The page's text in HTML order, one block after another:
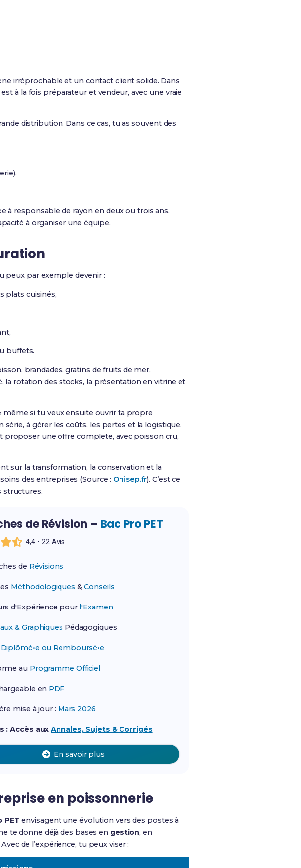
irréprochable et un contact client solide. Dans
à la fois préparateur et vendeur, avec une vraie
distribution. Dans ce cas, tu as souvent des
à responsable de rayon en deux ou trois ans,
à organiser une équipe.
peux par exemple devenir :
plats cuisinés,
buffets.
brandades, gratins de fruits de mer,
la rotation des stocks, la présentation en vitrine et
si tu veux ensuite ouvrir ta propre
série, à gérer les coûts, les pertes et la logistique.
une offre complète, avec poisson cru,
sur la transformation, la conservation et la
des entreprises (Source : Onisep.fr). C’est ce
structures.
de Révision – Bac Pro PET
4,4 • 22 Avis
de Révisions
Méthodologiques &Conseils
d'Expérience pour l'Examen
& Graphiques Pédagogiques
Diplômé•e ou Remboursé•e
au Programme Officiel
en PDF
mise à jour : Mars 2026
: Accès auxAnnales, Sujets & Corrigés
En savoir plus
en poissonnerie
PET envisagent une évolution vers des postes à
te donne déjà des bases en gestion, en
de l’expérience, tu peux viser :